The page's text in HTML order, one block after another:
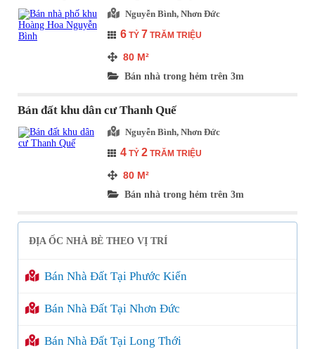
Nguyễn Bình, Nhơn Đức
6 TỶ 7 TRĂM TRIỆU
80 M²
Bán nhà trong hẻm trên 3m
Bán đất khu dân cư Thanh Quế
Nguyễn Bình, Nhơn Đức
4 TỶ2 TRĂM TRIỆU
80 M²
Bán nhà trong hẻm trên 3m
ĐỊA ỐC NHÀ BÈ THEO VỊ TRÍ
Bán Nhà Đất Tại Phước Kiển
Bán Nhà Đất Tại Nhơn Đức
Bán Nhà Đất Tại Long Thới